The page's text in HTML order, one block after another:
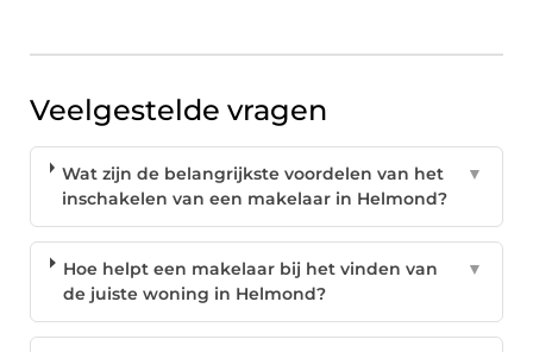
Veelgestelde vragen
Wat zijn de belangrijkste voordelen van het
inschakelen van een makelaar in Helmond?
▼
Hoe helpt een makelaar bij het vinden van
de juiste woning in Helmond?
▼